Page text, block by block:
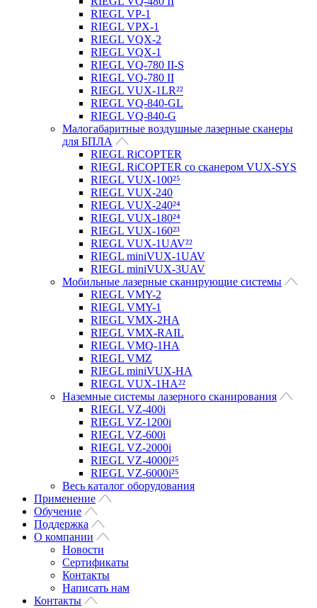
RIEGL VP-1
RIEGL VPX-1
RIEGL VQX-2
RIEGL VQX-1
RIEGL VQ-780 II-S
RIEGL VQ-780 II
RIEGL VUX-1LR²²
RIEGL VQ-840-GL
RIEGL VQ-840-G
Малогабаритные воздушные лазерные сканеры
для БПЛА
RIEGL RiCOPTER
RIEGL RiCOPTER со сканером VUX-SYS
RIEGL VUX-100²⁵
RIEGL VUX-240
RIEGL VUX-240²⁴
RIEGL VUX-180²⁴
RIEGL VUX-160²³
RIEGL VUX-1UAV²²
RIEGL miniVUX-1UAV
RIEGL miniVUX-3UAV
Мобильные лазерные сканирующие системы
RIEGL VMY-2
RIEGL VMY-1
RIEGL VMX-2HA
RIEGL VMX-RAIL
RIEGL VMQ-1HA
RIEGL VMZ
RIEGL miniVUX-HA
RIEGL VUX-1HA²²
Наземные системы лазерного сканирования
RIEGL VZ-400i
RIEGL VZ-1200i
RIEGL VZ-600i
RIEGL VZ-2000i
RIEGL VZ-4000i²⁵
RIEGL VZ-6000i²⁵
Весь каталог оборудования
Применение
Обучение
Поддержка
О компании
Новости
Сертификаты
Контакты
Написать нам
Контакты